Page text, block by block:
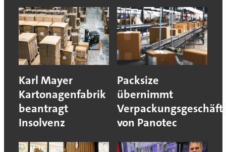
Karl Mayer
Kartonagenfabrik
beantragt
Insolvenz
Packsize
übernimmt
Verpackungsgeschäft
von Panotec